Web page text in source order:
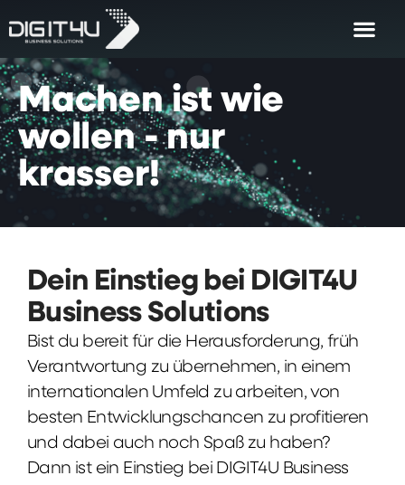
Machen ist wie
wollen - nur
krasser!
Dein Einstieg bei DIGIT4U
Business Solutions
Bist du bereit für die Herausforderung, früh
Verantwortung zu übernehmen, in einem
internationalen Umfeld zu arbeiten, von
besten Entwicklungschancen zu profitieren
und dabei auch noch Spaß zu haben?
Dann ist ein Einstieg bei DIGIT4U Business